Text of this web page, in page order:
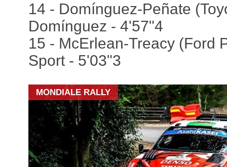
14 - Domínguez-Peñate
Domínguez - 4'57"4
15 - McErlean-Treacy (Ford
Sport - 5'03"3
MONDIALE RALLY